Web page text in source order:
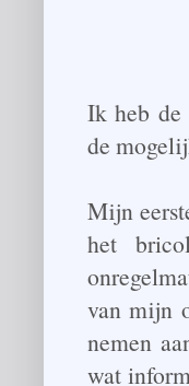
Ik heb de
de
Mijn
het
van mijn
nemen
wat